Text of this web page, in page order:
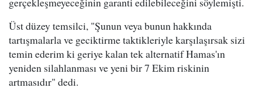
Üst düzey temsilci, "Şunun veya bunun hakkında
tartışmalarla ve geciktirme taktikleriyle karşılaşırsak sizi
temin ederim ki geriye kalan tek alternatif Hamas'ın
yeniden silahlanması ve yeni bir 7 Ekim riskinin
artmasıdır" dedi.